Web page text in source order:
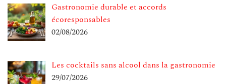
Gastronomie durable et accords
écoresponsables
02/08/2026
Les cocktails sans alcool dans la gastronomie
29/07/2026